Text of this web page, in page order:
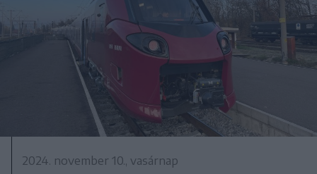
2024. november 10., vasárnap